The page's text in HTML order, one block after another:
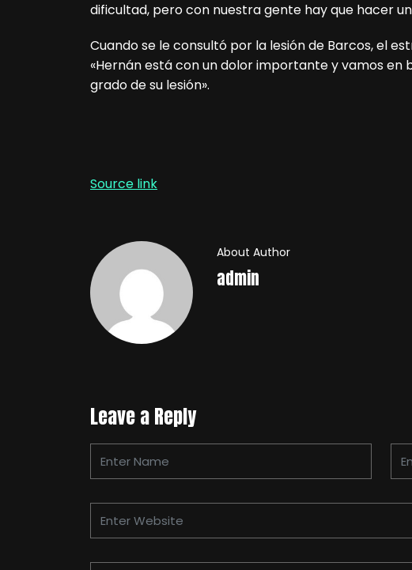
dificultad, pero con nuestra gente hay que hacer
Cuando se le consultó por la lesión de Barcos, el
«Hernán está con un dolor importante y vamos en
grado de su lesión».
Source link
About Author
admin
Leave a Reply